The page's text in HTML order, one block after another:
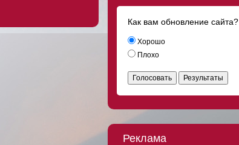
Как вам обновление сайта?
Хорошо
Плохо
Голосовать Результаты
Реклама